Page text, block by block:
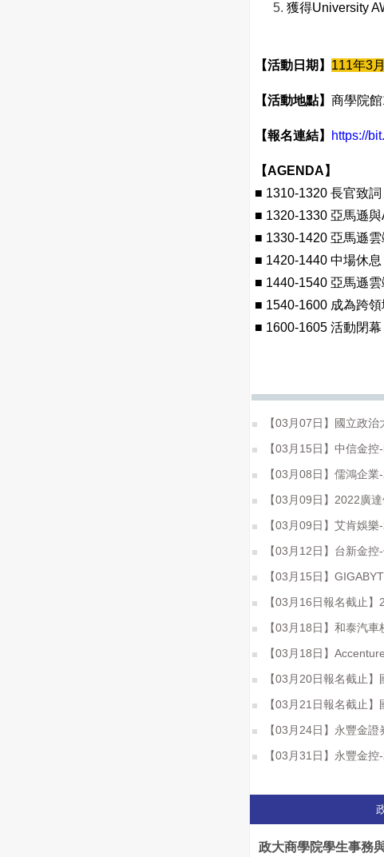
獲得University
【活動日期】 111年3
【活動地點】 商學院
【報名連結】 https://
【AGENDA】
■ 1310-1320 長官致詞
■ 1320-1330 亞馬遜
■ 1330-1420 亞馬遜
■ 1420-1440 中場休息
■ 1440-1540 亞馬遜
■ 1540-1600 成為跨
■ 1600-1605 活動閉幕
【03月07日】國立政
【03月15日】中信金
【03月08日】儒鴻企
【03月09日】2022廣
【03月09日】艾肯娛
【03月12日】台新金
【03月15日】
【03月16日報名截止
【03月18日】和泰汽車
【03月18日】
【03月20日報名截止
【03月21日報名截止
【03月24日】永豐金
【03月31日】永豐金
政大商學院學生事務